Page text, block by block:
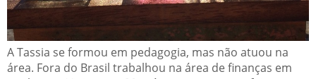
A Tassia se formou em pedagogia, mas não atuou na
área. Fora do Brasil trabalhou na área de finanças em